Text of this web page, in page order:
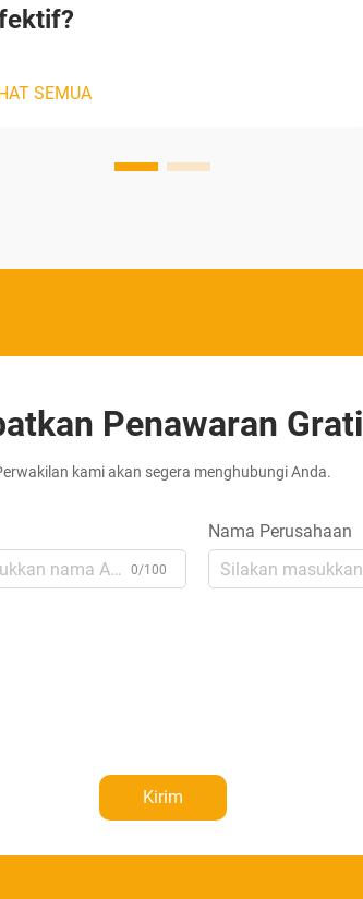
SEMUA
Penawaran
kami akan segera menghubungi Anda.
0/100
Nama Perusahaan
Kirim